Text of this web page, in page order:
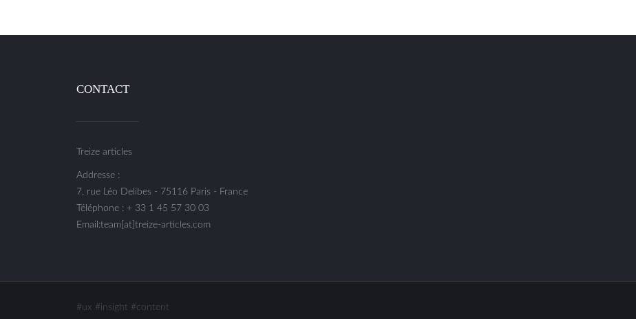
CONTACT
Treize articles
Addresse :
7, rue Léo Delibes - 75116 Paris - France
Téléphone : + 33 1 45 57 30 03
Email:team[at]treize-articles.com
#ux #insight #content